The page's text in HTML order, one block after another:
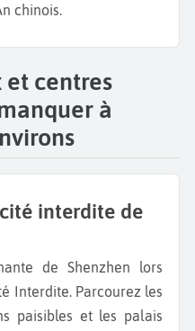
chinois.
et centres
à
Interdite. Parcourez les
paisibles et les palais